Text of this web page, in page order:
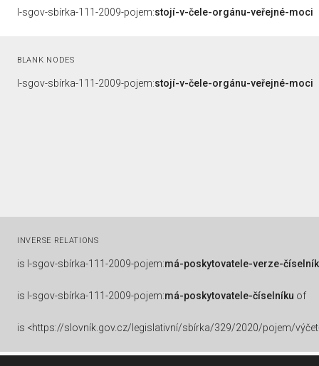
l-sgov-sbírka-111-2009-pojem:stojí-v-čele-orgánu-veřejné-moci
BLANK NODES
l-sgov-sbírka-111-2009-pojem:stojí-v-čele-orgánu-veřejné-moci
INVERSE RELATIONS
is l-sgov-sbírka-111-2009-pojem:má-poskytovatele-verze-
is l-sgov-sbírka-111-2009-pojem:má-poskytovatele-číselníku of
is <https://slovník.gov.cz/legislativní/sbírka/329/2020/pojem/